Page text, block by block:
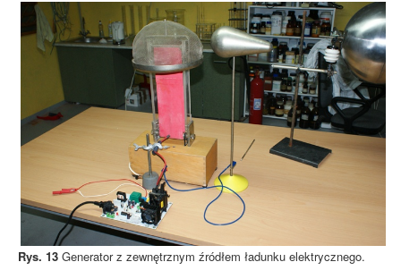
Rys. 13 Generator z zewnętrznym źródłem ładunku elektrycznego.